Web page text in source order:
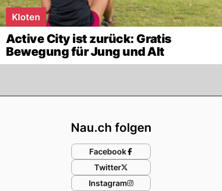
Kloten
Active City ist zurück: Gratis
Bewegung für Jung und Alt
Nau.ch folgen
Facebook
Twitter
Instagram